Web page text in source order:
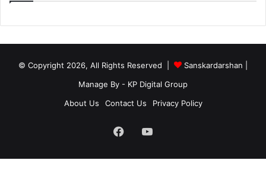
© Copyright 2026, All Rights Reserved | Sanskardarshan
Manage By - KP Digital Group
About Us
Contact Us Privacy Policy
FacebookYouTube